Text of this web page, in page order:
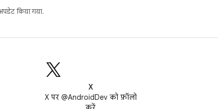
किया गया.
X
X पर @AndroidDev को फ़ॉलो